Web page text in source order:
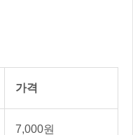
가격
7,000원